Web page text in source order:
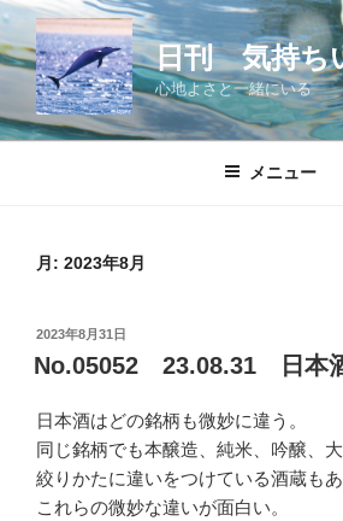
コ
ン
テ
ツ
日刊 気持ち
心地よさと一緒にいる
メニュー
月: 2023年8月
投
稿
日:
2023年8月31日
No.05052 23.08.31 日本
日本酒はどの銘柄も微妙に違う。
同じ銘柄でも本醸造、純米、吟醸、大
絞りかたに違いをつけている酒蔵もあ
これらの微妙な違いが面白い。